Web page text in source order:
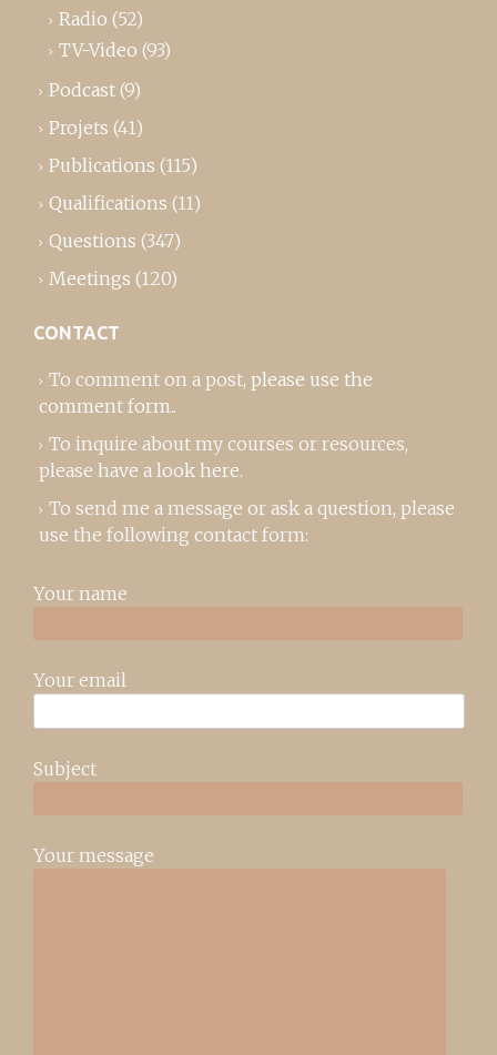
Radio (52)
TV-Video (93)
Podcast (9)
Projets (41)
Publications (115)
Qualifications (11)
Questions (347)
Meetings (120)
CONTACT
To comment on a post, please use the
comment form..
To inquire about my courses or resources,
please have a look here.
To send me a message or ask a question, please
use the following contact form:
Your name
Your email
Subject
Your message